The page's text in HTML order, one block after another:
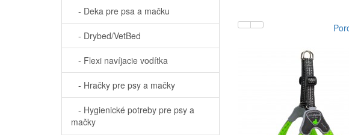
- Deka pre psa a mačku
- Drybed/VetBed
- Flexi navíjacie vodítka
- Hračky pre psy a mačky
- Hygienické potreby pre psy a
mačky